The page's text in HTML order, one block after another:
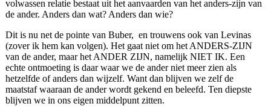
volwassen relatie bestaat uit het aanvaarden van het anders-zijn van
de ander. Anders dan wat? Anders dan wie?
Dit is nu net de pointe van Buber, en trouwens ook van Levinas
(zover ik hem kan volgen). Het gaat niet om het ANDERS-ZIJN
van de ander, maar het ANDER ZIJN, namelijk NIET IK. Een
echte ontmoeting is daar waar we de ander niet meer zien als
hetzelfde of anders dan wijzelf. Want dan blijven we zelf de
maatstaf waaraan de ander wordt gekend en beleefd. Ten diepste
blijven we in ons eigen middelpunt zitten.